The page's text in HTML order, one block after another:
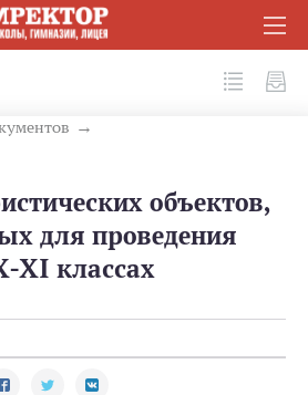
объектов,
для проведения
XI классах